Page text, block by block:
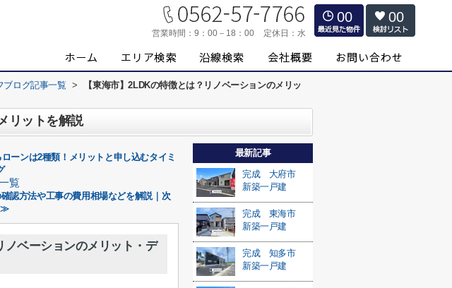
営業時間： 9：00－18：00 定休日： 水
00 00
ブログ記事一覧 >
【東海市】2LDKの特徴とは？リノベーションのメリッ
リットを解説
ーンは2種類！メリットと申し込むタイミ
覧
認方法や工事の費用相場などを解説｜次
≫
ノベーションのメリット・デ
最新記事
完成 大府市
新築一戸建
完成 東海市
新築一戸建
完成 知多市
新築一戸建